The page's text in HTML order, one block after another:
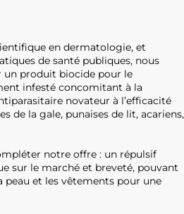
en dermatologie, et
de santé publiques, nous
un produit biocide pour le
infesté concomitant à la
novateur à l’efficacité
de la gale, punaises de lit, acariens,
notre offre : un répulsif
sur le marché et breveté, pouvant
peau et les vêtements pour une